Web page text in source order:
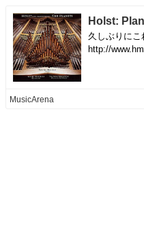
久しぶりにこ
http://
MusicArena